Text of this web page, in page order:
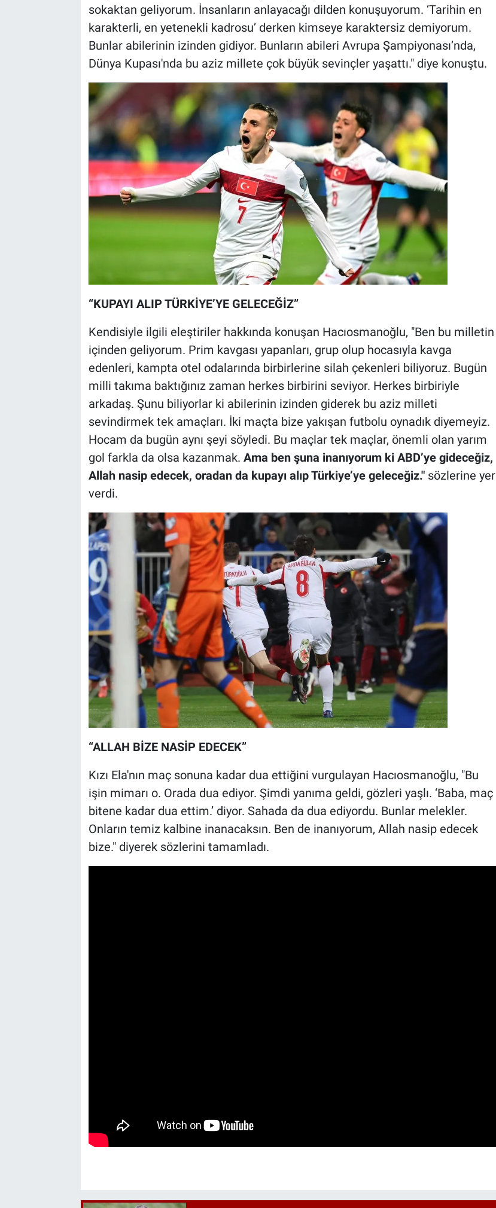
sokaktan geliyorum. İnsanların anlayacağı dilden konuşuyorum. ‘Tarihin en
karakterli, en yetenekli kadrosu’ derken kimseye karaktersiz demiyorum.
Bunlar abilerinin izinden gidiyor. Bunların abileri Avrupa Şampiyonası’nda,
Dünya Kupası'nda bu aziz millete çok büyük sevinçler yaşattı." diye konuştu.
“KUPAYI ALIP TÜRKİYE’YE GELECEĞİZ”
Kendisiyle ilgili eleştiriler hakkında konuşan Hacıosmanoğlu, "Ben bu milletin
içinden geliyorum. Prim kavgası yapanları, grup olup hocasıyla kavga
edenleri, kampta otel odalarında birbirlerine silah çekenleri biliyoruz. Bugün
milli takıma baktığınız zaman herkes birbirini seviyor. Herkes birbiriyle
arkadaş. Şunu biliyorlar ki abilerinin izinden giderek bu aziz milleti
sevindirmek tek amaçları. İki maçta bize yakışan futbolu oynadık diyemeyiz.
Hocam da bugün aynı şeyi söyledi. Bu maçlar tek maçlar, önemli olan yarım
gol farkla da olsa kazanmak. Ama ben şuna inanıyorum ki ABD’ye gideceğiz,
Allah nasip edecek, oradan da kupayı alıp Türkiye’ye geleceğiz."sözlerine yer
verdi.
“ALLAH BİZE NASİP EDECEK”
Kızı Ela'nın maç sonuna kadar dua ettiğini vurgulayan Hacıosmanoğlu, "Bu
işin mimarı o. Orada dua ediyor. Şimdi yanıma geldi, gözleri yaşlı. ‘Baba, maç
bitene kadar dua ettim.’ diyor. Sahada da dua ediyordu. Bunlar melekler.
Onların temiz kalbine inanacaksın. Ben de inanıyorum, Allah nasip edecek
bize." diyerek sözlerini tamamladı.